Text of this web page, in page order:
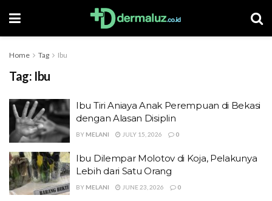
Home Tag Ibu
Tag: Ibu
Ibu Tiri Aniaya Anak Perempuan di Bekasi
dengan Alasan Disiplin
BY MELANI JULY 15, 2026 0
Ibu Dilempar Molotov di Koja, Pelakunya
Lebih dari Satu Orang
BY MELANI JUNE 23, 2026 0